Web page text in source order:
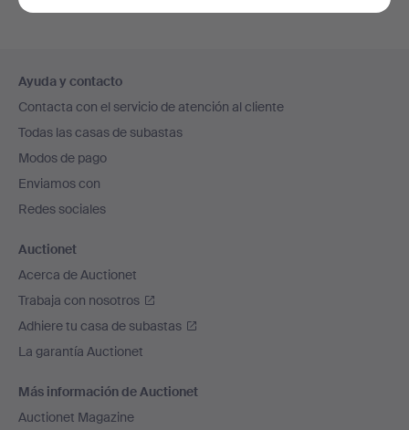
en
el
pie
de
página
Ayuda y contacto
Contacta con el servicio de atención al cliente
Todas las casas de subastas
Modos de pago
Enviamos con
Redes sociales
Auctionet
Acerca de Auctionet
Trabaja con nosotros
Adhiere tu casa de subastas
La garantía Auctionet
Más información de Auctionet
Auctionet Magazine